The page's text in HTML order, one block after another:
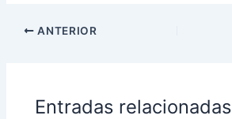
ANTERIOR
Entradas relacionadas